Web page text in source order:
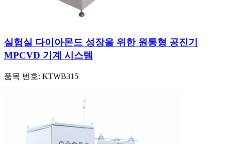
실험실 다이아몬드 성장을 위한 원통형 공진기
MPCVD 기계 시스템
품목 번호: KTWB315